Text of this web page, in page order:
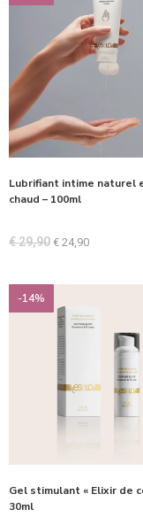
Lubrifiant intime naturel
chaud – 100ml
€29,90 € 24,90
-14%
Gel stimulant « Elixir de
30ml